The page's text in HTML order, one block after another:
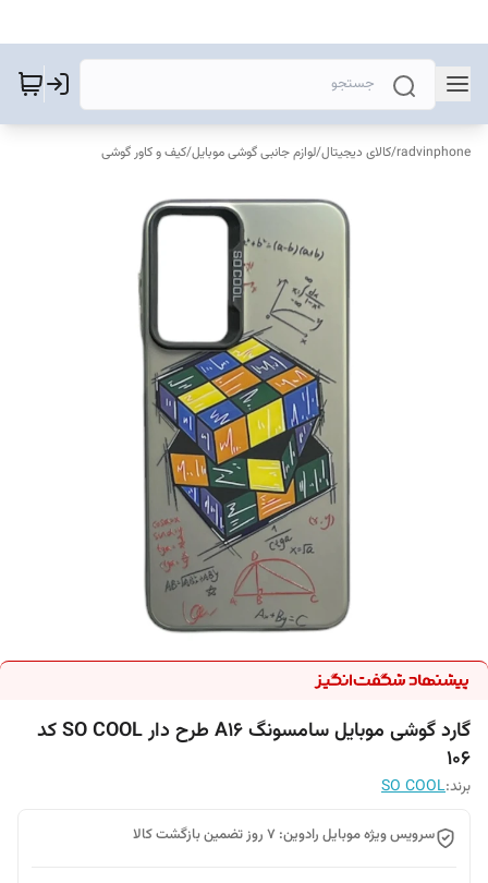
radvinphone
/کالای دیجیتال/لوازم جانبی گوشی موبایل/کیف و کاور گوشی
گارد گوشی موبایل سامسونگ A16 طرح دار SO COOL کد
106
برند:SO COOL
سرویس ویژه موبایل رادوین: 7 روز تضمین بازگشت کالا